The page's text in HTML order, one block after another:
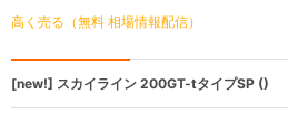
高く売る（無料 相場情報配信）
[new!] スカイライン 200GT-tタイプSP ()